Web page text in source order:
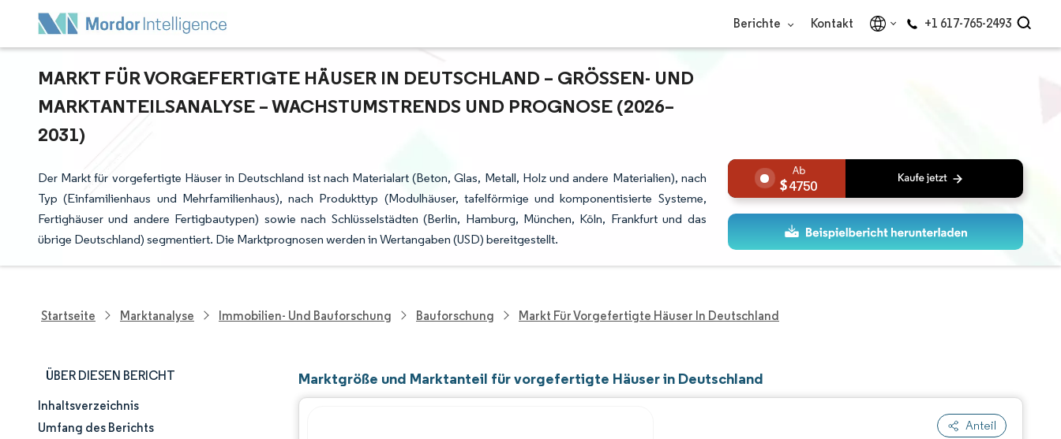
Berichte Kontakt +1 617-765-2493
MARKT FÜR VORGEFERTIGTE HÄUSER IN DEUTSCHLAND – GRÖSSEN- UND M
ARKTANTEILSANALYSE – WACHSTUMSTRENDS UND PROGNOSE (2026–2
031)
Der Markt für vorgefertigte Häuser in Deutschland ist nach Materialart (Beton, Glas, Metall, Holz und andere Materialien), nach
Typ (Einfamilienhaus und Mehrfamilienhaus), nach Produkttyp (Modulhäuser, tafelförmige und komponentisierte Systeme,
Fertighäuser und andere Fertigbautypen) sowie nach Schlüsselstädten (Berlin, Hamburg, München, Köln, Frankfurt und das
übrige Deutschland) segmentiert. Die Marktprognosen werden in Wertangaben (USD) bereitgestellt.
4750
Startseite Marktanalyse Immobilien- Und Bauforschung Bauforschung Markt Für Vorgefertigte Häuser In Deutschland
ÜBER DIESEN BERICHT
Marktgröße und -anteil
Inhaltsverzeichnis
Umfang des Berichts
Marktgröße und Marktanteil für vorgefertigte Häuser in Deutschland
Anteil